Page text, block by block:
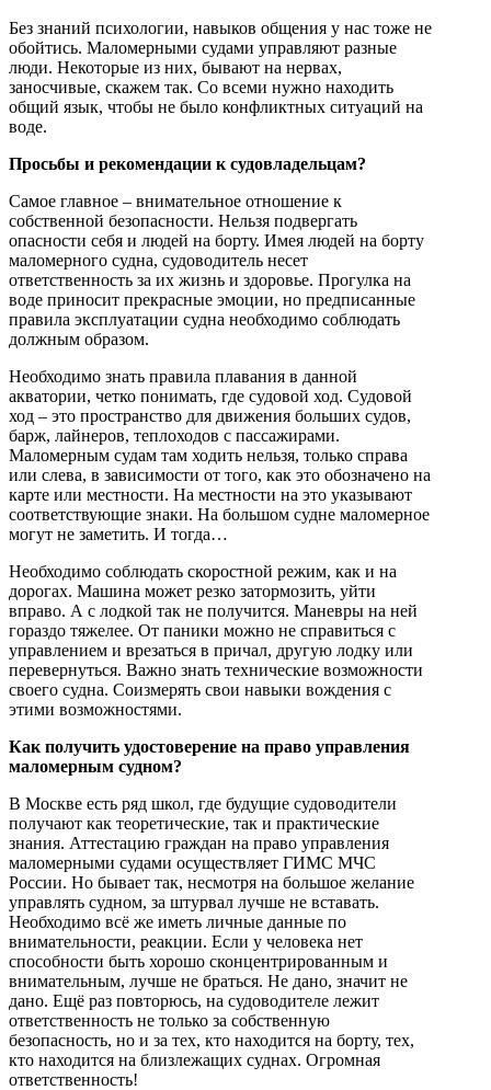
Без знаний психологии, навыков общения у нас тоже не
обойтись. Маломерными судами управляют разные
люди. Некоторые из них, бывают на нервах,
заносчивые, скажем так. Со всеми нужно находить
общий язык, чтобы не было конфликтных ситуаций на
воде.
Просьбы и рекомендации к судовладельцам?
Самое главное – внимательное отношение к
собственной безопасности. Нельзя подвергать
опасности себя и людей на борту. Имея людей на борту
маломерного судна, судоводитель несет
ответственность за их жизнь и здоровье. Прогулка на
воде приносит прекрасные эмоции, но предписанные
правила эксплуатации судна необходимо соблюдать
должным образом.
Необходимо знать правила плавания в данной
акватории, четко понимать, где судовой ход. Судовой
ход – это пространство для движения больших судов,
барж, лайнеров, теплоходов с пассажирами.
Маломерным судам там ходить нельзя, только справа
или слева, в зависимости от того, как это обозначено на
карте или местности. На местности на это указывают
соответствующие знаки. На большом судне маломерное
могут не заметить. И тогда…
Необходимо соблюдать скоростной режим, как и на
дорогах. Машина может резко затормозить, уйти
вправо. А с лодкой так не получится. Маневры на ней
гораздо тяжелее. От паники можно не справиться с
управлением и врезаться в причал, другую лодку или
перевернуться. Важно знать технические возможности
своего судна. Соизмерять свои навыки вождения с
этими возможностями.
Как получить удостоверение на право управления
маломерным судном?
В Москве есть ряд школ, где будущие судоводители
получают как теоретические, так и практические
знания. Аттестацию граждан на право управления
маломерными судами осуществляет ГИМС МЧС
России. Но бывает так, несмотря на большое желание
управлять судном, за штурвал лучше не вставать.
Необходимо всё же иметь личные данные по
внимательности, реакции. Если у человека нет
способности быть хорошо сконцентрированным и
внимательным, лучше не браться. Не дано, значит не
дано. Ещё раз повторюсь, на судоводителе лежит
ответственность не только за собственную
безопасность, но и за тех, кто находится на борту, тех,
кто находится на близлежащих суднах. Огромная
ответственность!